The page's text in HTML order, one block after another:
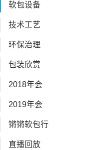
软包设备
技术工艺
环保治理
包装欣赏
2018年会
2019年会
锵锵软包行
直播回放